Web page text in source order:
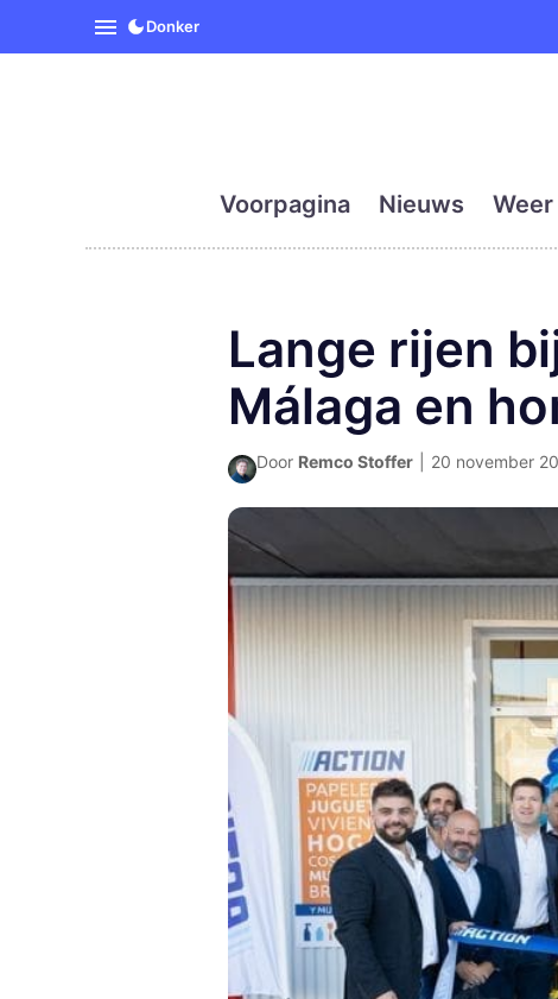
SpanjeVandaag is de
Donker
Voorpagina Nieuws Weer
Lange rijen
Málaga en
Door Remco Stoffer 20 november